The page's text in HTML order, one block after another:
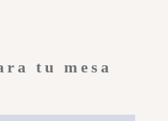
tu mesa